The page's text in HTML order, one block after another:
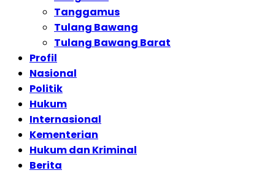
Tanggamus
Tulang Bawang
Tulang Bawang Barat
Profil
Nasional
Politik
Hukum
Internasional
Kementerian
Hukum dan Kriminal
Berita